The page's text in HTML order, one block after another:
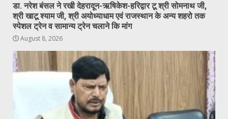
डा. नरेश बंसल ने रखी देहरादून-ऋषिकेश-हरिद्वार टू श्री सोमनाथ जी,
श्री खाटू श्याम जी, श्री अयोध्याधाम एवं राजस्थान के अन्य शहरो तक
स्पेशल ट्रेन व सामान्य ट्रेन चलाने कि मांग
August 8, 2026